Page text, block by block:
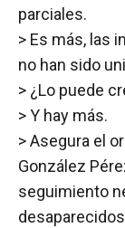
parciales.
> Es más, las
no han sido
> ¿Lo puede
> Y hay más.
> Asegura el
González
seguimiento